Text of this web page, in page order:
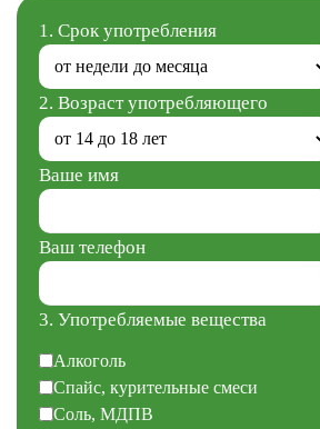
1. Срок употребления
2. Возраст употребляющего
Ваше имя
Ваш телефон
3. Употребляемые вещества
Алкоголь
Спайс, курительные смеси
Соль, МДПВ